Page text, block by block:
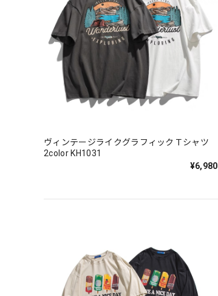
ヴィンテージライクグラフィックＴシャツ
2color KH1031
¥6,980